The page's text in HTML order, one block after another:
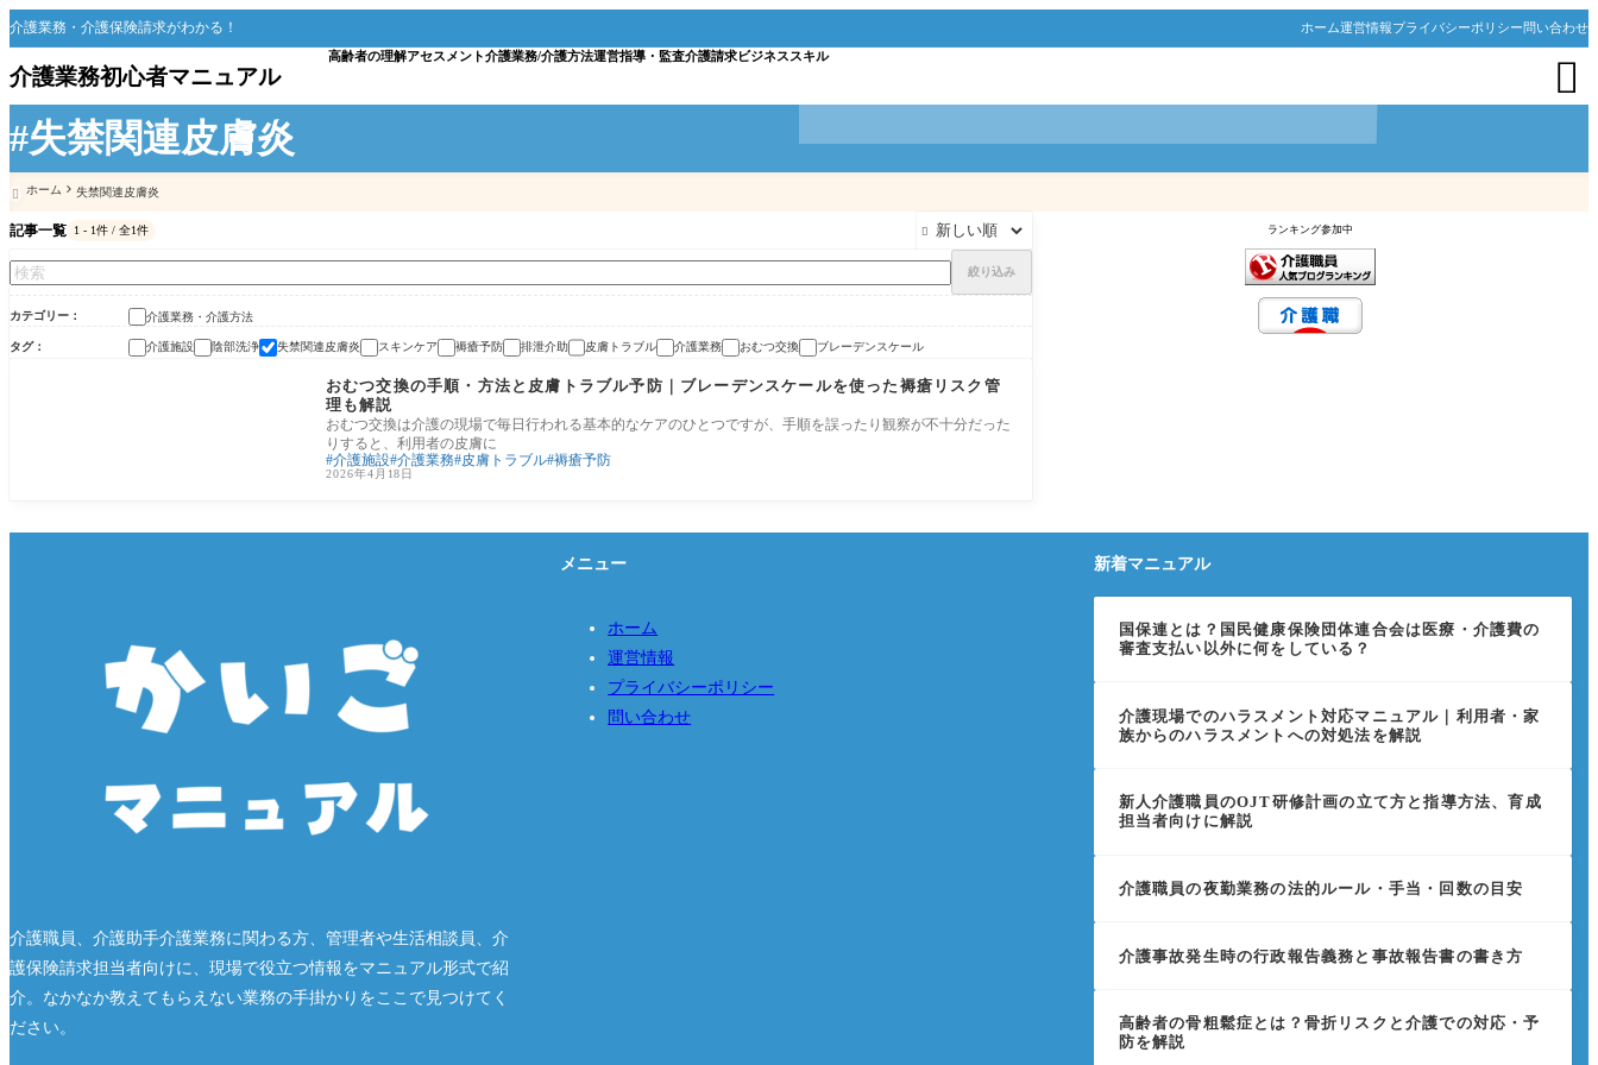
#失禁関連皮膚炎
介護業務・介護保険請求がわかる！ ホーム運営情報プライバシーポリシー問い合わせ
介護業務初心者マニュアル
高齢者の理解アセスメント介護業務/介護方法運営指導・監査介護請求 ビジネススキル 
 ホーム 失禁関連皮膚炎
記事一覧 1 - 1件 / 全1件 
絞り込み
カテゴリー 介護業務・介護方法
タグ 介護施設 陰部洗浄 失禁関連皮膚炎 スキンケア 褥瘡予防 排泄介助 皮膚トラブル 介護業務 おむつ交換 ブレーデンスケール
介護業務・介護方法
おむつ交換の手順・方法と皮膚トラブル予防｜ブレーデンスケールを使った褥瘡リスク管
理も解説
おむつ交換は介護の現場で毎日行われる基本的なケアのひとつですが、手順を誤ったり観察が不十分だった
りすると、利用者の皮膚に
介護施設 介護業務 皮膚トラブル 褥瘡予防
2026年4月18日
ランキング参加中
介護職員、介護助手介護業務に関わる方、管理者や生活相談員、介
護保険請求担当者向けに、現場で役立つ情報をマニュアル形式で紹
介。なかなか教えてもらえない業務の手掛かりをここで見つけてく
ださい。
メニュー
ホーム
運営情報
プライバシーポリシー
問い合わせ
新着マニュアル
国保連とは？国民健康保険団体連合会は医療・介護費の
審査支払い以外に何をしている？
介護現場でのハラスメント対応マニュアル｜利用者・家
族からのハラスメントへの対処法を解説
新人介護職員のOJT研修計画の立て方と指導方法、育成
担当者向けに解説
介護職員の夜勤業務の法的ルール・手当・回数の目安
介護事故発生時の行政報告義務と事故報告書の書き方
高齢者の骨粗鬆症とは？骨折リスクと介護での対応・予
防を解説